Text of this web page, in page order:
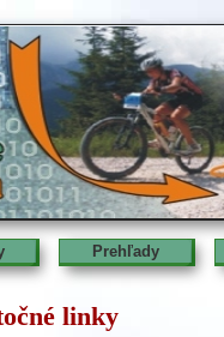
Prehľady
linky